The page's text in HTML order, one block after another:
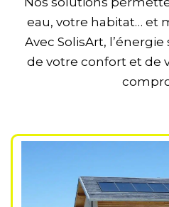
eau, votre habitat… et
Avec SolisArt,
de votre confort et de